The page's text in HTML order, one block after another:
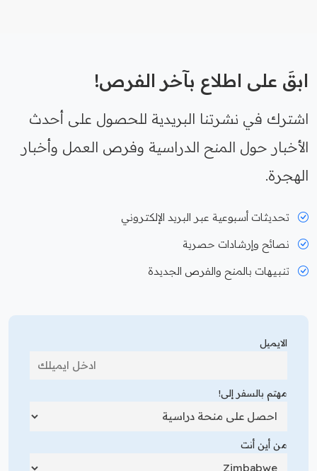
ابقَ على اطلاع بآخر الفرص!
اشترك في نشرتنا البريدية للحصول على أحدث
الأخبار حول المنح الدراسية وفرص العمل وأخبار
الهجرة.
تحديثات أسبوعية عبر البريد الإلكتروني
نصائح وإرشادات حصرية
تنبيهات بالمنح والفرص الجديدة
الايميل
مهتم بالسفر إلى!
من أين أنت